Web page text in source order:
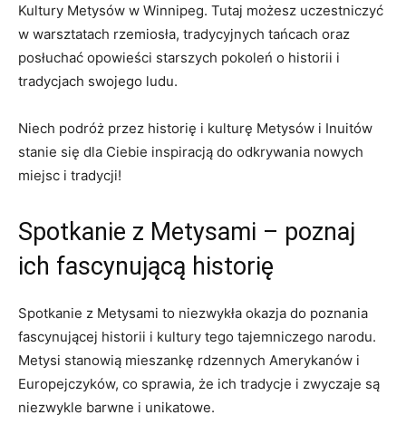
Kultury Metysów ⁢w Winnipeg. Tutaj​ możesz uczestniczyć
w​ warsztatach rzemiosła, tradycyjnych⁣ tańcach oraz
posłuchać opowieści ​starszych⁤ pokoleń o historii i
tradycjach swojego⁤ ludu.
Niech podróż przez‍ historię i‍ kulturę Metysów i Inuitów
‍stanie się dla Ciebie ⁤inspiracją do odkrywania nowych
⁢miejsc i tradycji!
Spotkanie z ⁢Metysami – poznaj
ich fascynującą historię
Spotkanie z⁣ Metysami to niezwykła okazja⁤ do poznania
⁤fascynującej historii ⁤i kultury tego​ tajemniczego narodu.
Metysi ⁣stanowią mieszankę rdzennych Amerykanów i
Europejczyków, co sprawia, ⁢że ich⁣ tradycje i zwyczaje są
niezwykle barwne i unikatowe.